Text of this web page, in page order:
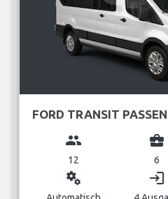
FORD TRANSIT
group
12
business_center
6
miscellaneous_services login